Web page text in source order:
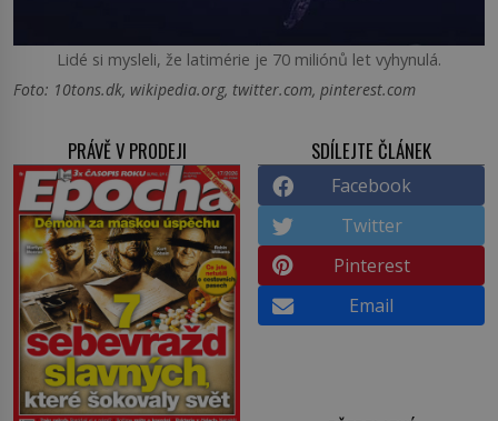
Lidé si mysleli, že latimérie je 70 miliónů let vyhynulá.
Foto: 10tons.dk, wikipedia.org, twitter.com, pinterest.com
PRÁVĚ V PRODEJI SDÍLEJTE ČLÁNEK
Facebook
Twitter
Pinterest
Email